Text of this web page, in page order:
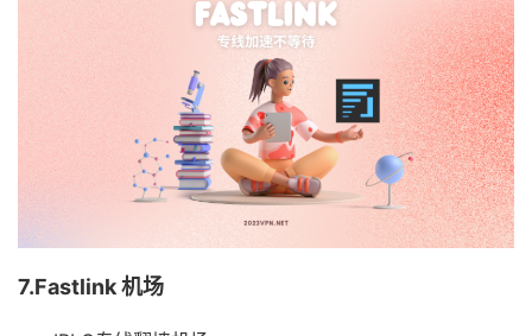
7.Fastlink 机场